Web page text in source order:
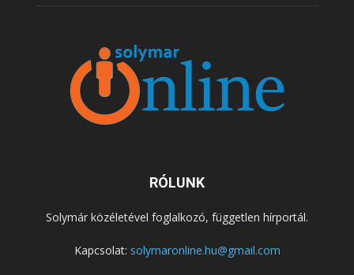
RÓLUNK
Solymár közéletével foglalkozó, független hírportál.
Kapcsolat: solymaronline.hu@gmail.com